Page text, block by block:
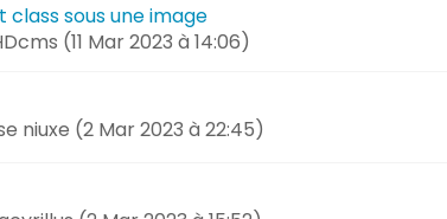
class sous une image
(11 Mar 2023 à 14:06)
niuxe (2 Mar 2023 à 22:45)